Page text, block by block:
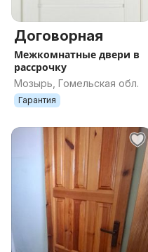
Договорная
Межкомнатные двери в
рассрочку
Мозырь, Гомельская обл.
Гарантия